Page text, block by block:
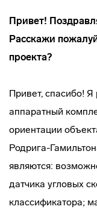
Привет!
Расскажи
проекта?
Привет, спасибо!
аппаратный
ориентации
Родрига-
являются:
датчика угловых
классификатора;